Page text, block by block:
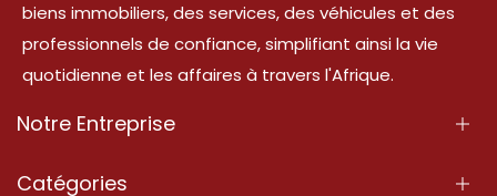
biens immobiliers, des services, des véhicules et des
professionnels de confiance, simplifiant ainsi la vie
quotidienne et les affaires à travers l'Afrique.
Notre Entreprise
À Propos
Catégories